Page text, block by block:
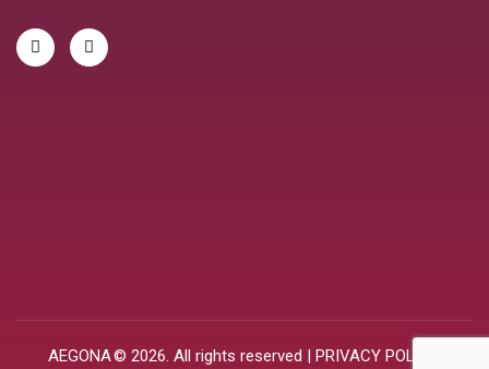
AEGONA© 2026. All rights reserved | PRIVACY POLICY